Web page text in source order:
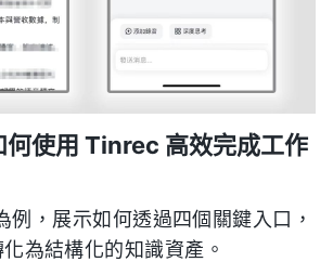
何使用 Tinrec 高效完成工作
例，展示如何透過四個關鍵入口，
為結構化的知識資產。